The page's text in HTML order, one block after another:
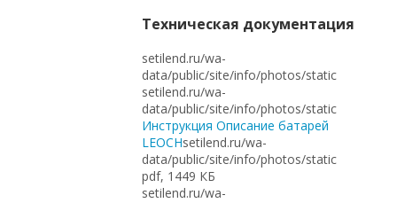
Техническая документация
setilend.ru/wa-
data/public/site/info/photos/static
setilend.ru/wa-
data/public/site/info/photos/static
Инструкция Описание батарей
LEOCHsetilend.ru/wa-
data/public/site/info/photos/static
pdf, 1449 КБ
setilend.ru/wa-